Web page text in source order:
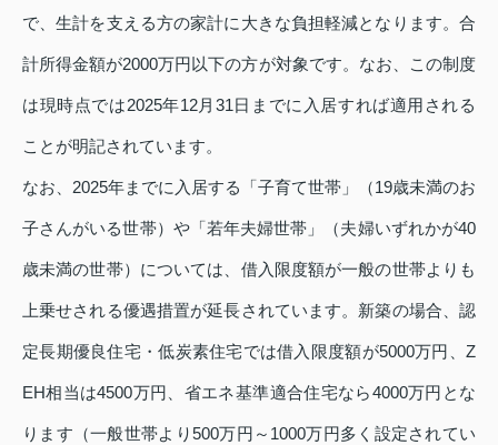
で、生計を支える方の家計に大きな負担軽減となります。合
計所得金額が2000万円以下の方が対象です。なお、この制度
は現時点では2025年12月31日までに入居すれば適用される
ことが明記されています。
なお、2025年までに入居する「子育て世帯」（19歳未満のお
子さんがいる世帯）や「若年夫婦世帯」（夫婦いずれかが40
歳未満の世帯）については、借入限度額が一般の世帯よりも
上乗せされる優遇措置が延長されています。新築の場合、認
定長期優良住宅・低炭素住宅では借入限度額が5000万円、Z
EH相当は4500万円、省エネ基準適合住宅なら4000万円とな
ります（一般世帯より500万円～1000万円多く設定されてい